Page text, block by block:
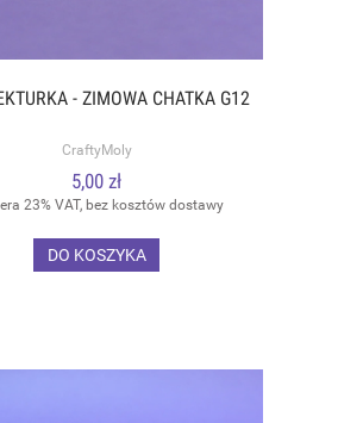
- ZIMOWA CHATKA G12
CraftyMoly
5,00 zł
23% VAT, bez kosztów dostawy
DO KOSZYKA